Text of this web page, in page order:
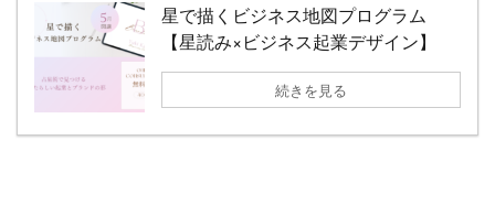
星で描くビジネス地図プログラム
【星読み×ビジネス起業デザイン】
続きを見る